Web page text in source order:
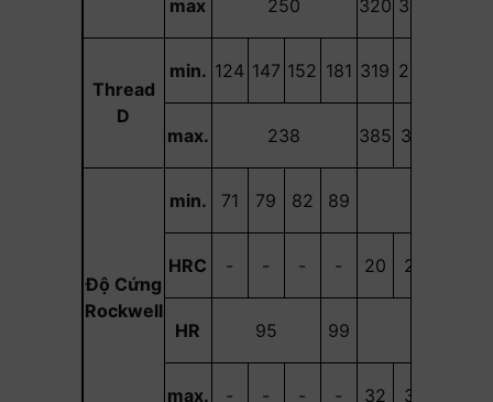
max 250 320 336
Thread
D
min. 124 147 152 181 319 242
max. 238 385 319
Độ Cứng
Rockwell
min. 71 79 82 89
HRC - - - - 20 23
HR 95 99
max. - - - - 32 34